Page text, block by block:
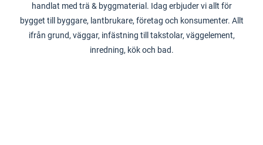
handlat med trä & byggmaterial. Idag erbjuder vi allt för
bygget till byggare, lantbrukare, företag och konsumenter. Allt
ifrån grund, väggar, infästning till takstolar, väggelement,
inredning, kök och bad.